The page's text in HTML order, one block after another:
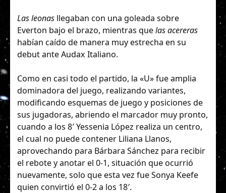
Las leonas llegaban con una goleada sobre
Everton bajo el brazo, mientras quelas acereras
habían caído de manera muy estrecha en su
debut ante Audax Italiano.
Como en casi todo el partido, la «U» fue amplia
dominadora del juego, realizando variantes,
modificando esquemas de juego y posiciones de
sus jugadoras, abriendo el marcador muy pronto,
cuando a los 8′ Yessenia López realiza un centro,
el cual no puede contener Liliana Llanos,
aprovechando para Bárbara Sánchez para recibir
el rebote y anotar el 0-1, situación que ocurrió
nuevamente, solo que esta vez fue Sonya Keefe
quien convirtió el 0-2 a los 18′.